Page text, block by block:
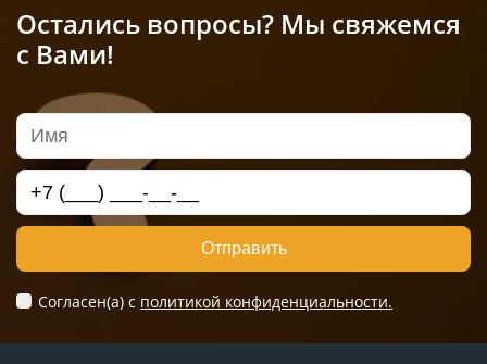
Остались вопросы? Мы свяжемся
с Вами!
Отправить
Согласен(а) c политикой конфиденциальности.